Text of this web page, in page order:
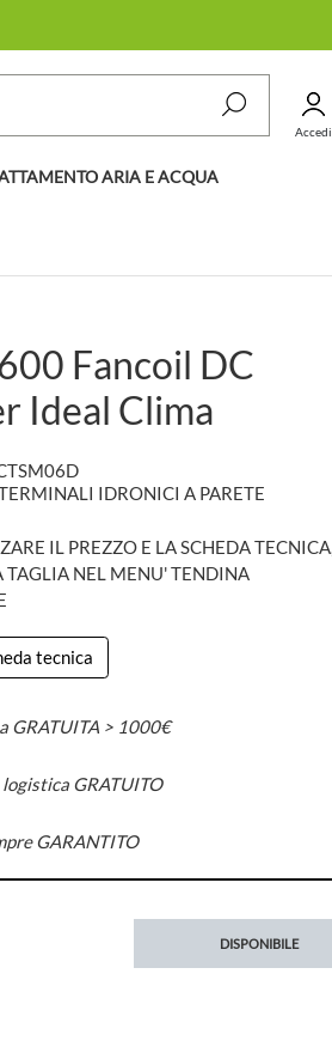
ARIA E ACQUA
Accedi
Fancoil DC
Ideal Clima
IDRONICI A PARETE
IL PREZZO E LA SCHEDA TECNICA,
TAGLIA NEL MENU' TENDINA
tecnica
GRATUITA > 1000€
GRATUITO
GARANTITO
DISPONIBILE